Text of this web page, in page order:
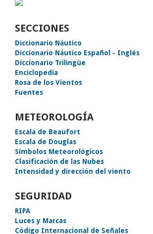
SECCIONES
Diccionario Náutico
Diccionario Náutico Español - Inglés
Diccionario Trilingüe
Enciclopedia
Rosa de los Vientos
Fuentes
METEOROLOGÍA
Escala de Beaufort
Escala de Douglas
Símbolos Meteorológicos
Clasificación de las Nubes
Intensidad y dirección del viento
SEGURIDAD
RIPA
Luces y Marcas
Código Internacional de Señales